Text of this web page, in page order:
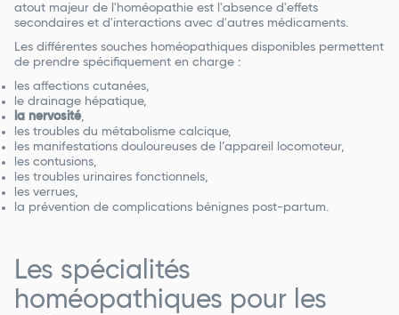
atout majeur de l'homéopathie est l'absence d'effets
secondaires et d'interactions avec d'autres médicaments.
Les différentes souches homéopathiques disponibles permettent
de prendre spécifiquement en charge :
les affections cutanées,
le drainage hépatique,
la nervosité,
les troubles du métabolisme calcique,
les manifestations douloureuses de l’appareil locomoteur,
les contusions,
les troubles urinaires fonctionnels,
les verrues,
la prévention de complications bénignes post-partum.
Les spécialités
homéopathiques pour les